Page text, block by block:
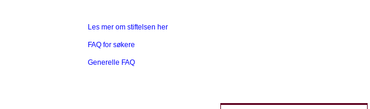
Les mer om stiftelsen her
FAQ for søkere
Generelle FAQ